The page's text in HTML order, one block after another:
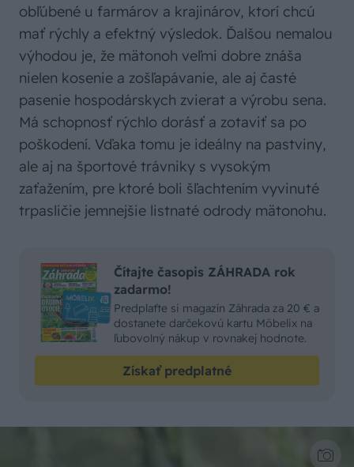
obľúbené u farmárov a krajinárov, ktorí chcú
mať rýchly a efektný výsledok. Ďalšou nemalou
výhodou je, že mätonoh veľmi dobre znáša
nielen kosenie a zošľapávanie, ale aj časté
pasenie hospodárskych zvierat a výrobu sena.
Má schopnosť rýchlo dorásť a zotaviť sa po
poškodení. Vďaka tomu je ideálny na pastviny,
ale aj na športové trávniky s vysokým
zaťažením, pre ktoré boli šľachtením vyvinuté
trpasličie jemnejšie listnaté odrody mätonohu.
Čítajte časopis ZÁHRADA rok
zadarmo!
Predplaťte si magazín Záhrada za 20 € a
dostanete darčekovú kartu Möbelix na
ľubovolný nákup v rovnakej hodnote.
Získať predplatné